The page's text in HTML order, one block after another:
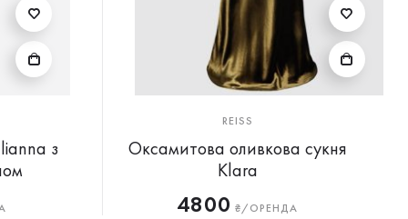
з
REISS
Оксамитова оливкова сукня
Klara
4800 ₴/ОРЕНДА